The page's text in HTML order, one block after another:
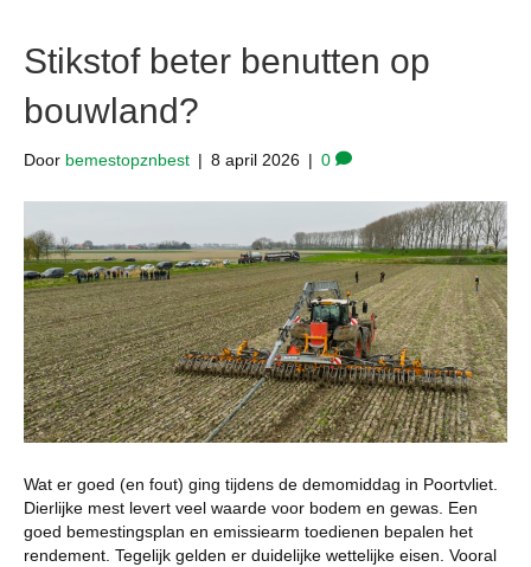
Stikstof beter benutten op
bouwland?
Door bemestopznbest | 8 april 2026 | 0
Wat er goed (en fout) ging tijdens de demomiddag in Poortvliet.
Dierlijke mest levert veel waarde voor bodem en gewas. Een
goed bemestingsplan en emissiearm toedienen bepalen het
rendement. Tegelijk gelden er duidelijke wettelijke eisen. Vooral